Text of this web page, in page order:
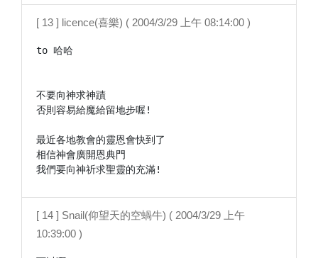
[ 13 ] licence(喜樂) ( 2004/3/29 上午 08:14:00 )
to 哈哈
不要向神求神蹟
否則容易給魔給留地步喔!
最近各地教會的靈恩會快到了
相信神會廣開恩典門
我們要向神祈求聖靈的充滿!
[ 14 ] Snail(仰望天的空蝸牛) ( 2004/3/29 上午
10:39:00 )